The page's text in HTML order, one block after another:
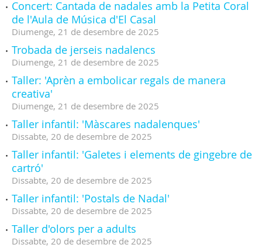
Concert: Cantada de nadales amb la Petita Coral
de l'Aula de Música d'El Casal
Diumenge, 21 de desembre de 2025
Trobada de jerseis nadalencs
Diumenge, 21 de desembre de 2025
Taller: 'Aprèn a embolicar regals de manera
creativa'
Diumenge, 21 de desembre de 2025
Taller infantil: 'Màscares nadalenques'
Dissabte, 20 de desembre de 2025
Taller infantil: 'Galetes i elements de gingebre de
cartró'
Dissabte, 20 de desembre de 2025
Taller infantil: 'Postals de Nadal'
Dissabte, 20 de desembre de 2025
Taller d'olors per a adults
Dissabte, 20 de desembre de 2025